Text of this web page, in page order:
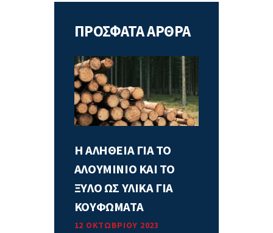
ΠΡΟΣΦΑΤΑ ΑΡΘΡΑ
Η ΑΛΗΘΕΙΑ ΓΙΑ ΤΟ
ΑΛΟΥΜΙΝΙΟ ΚΑΙ ΤΟ
ΞΥΛΟ ΩΣ ΥΛΙΚΑ ΓΙΑ
ΚΟΥΦΩΜΑΤΑ
12 ΟΚΤΩΒΡΊΟΥ 2023